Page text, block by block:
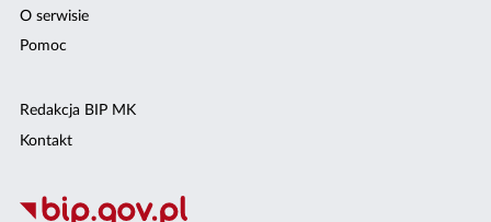
O serwisie
Pomoc
Redakcja BIP MK
Kontakt